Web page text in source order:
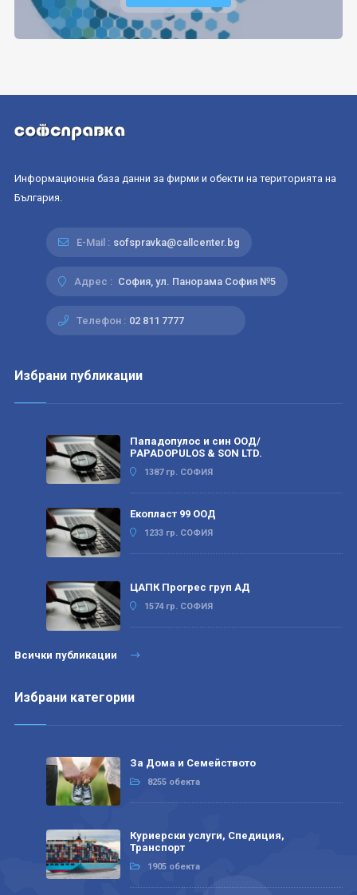
Информационна база данни за фирми и обекти на територията на
България.
E-Mail : sofspravka@callcenter.bg
Адрес : София, ул. Панорама София №5
Телефон : 02 811 7777
Избрани публикации
Пападопулос и син ООД/
PAPADOPULOS & SON LTD.
1387 гр. СОФИЯ
Екопласт 99 ООД
1233 гр. СОФИЯ
ЦАПК Прогрес груп АД
1574 гр. СОФИЯ
Всички публикации
Избрани категории
За Дома и Семейството
8255 обекта
Куриерски услуги, Спедиция,
Транспорт
1905 обекта